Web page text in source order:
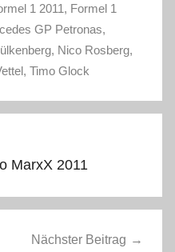
1 2011, Formel 1
GP Petronas,
, Nico Rosberg,
, Timo Glock
MarxX 2011
Nächster Beitrag